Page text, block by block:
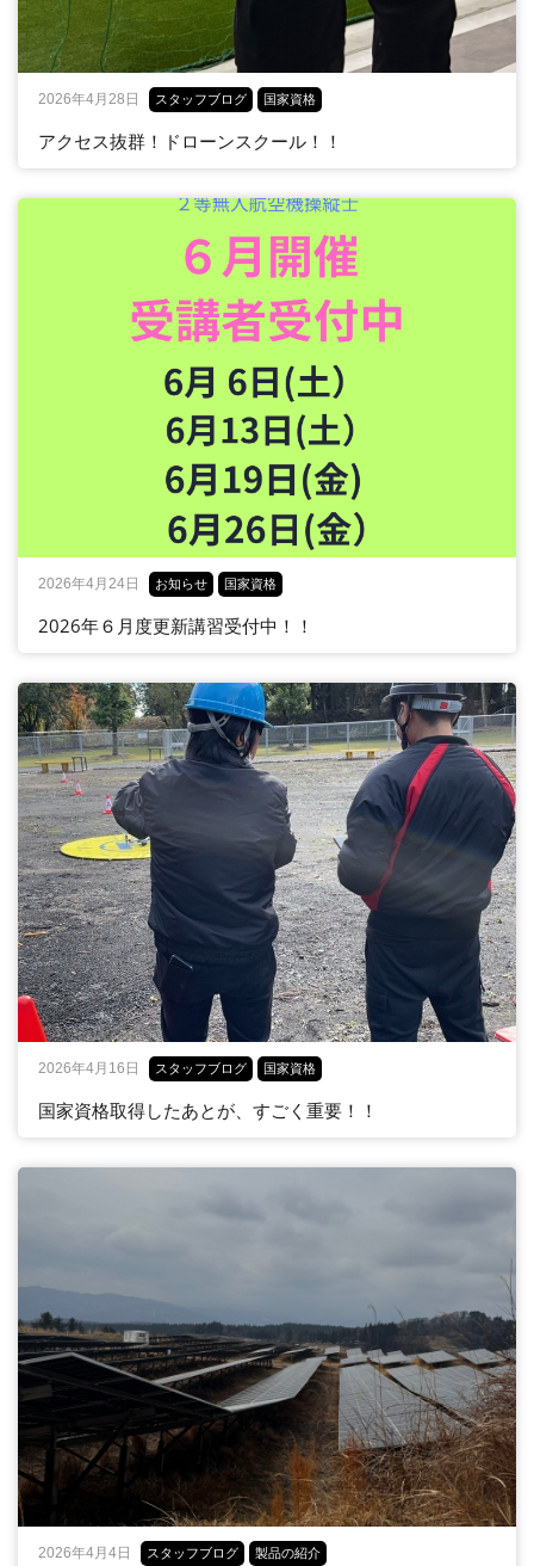
2026年4月28日 スタッフブログ 国家資格
アクセス抜群！ドローンスクール！！
2026年4月24日 お知らせ 国家資格
2026年６月度更新講習受付中！！
2026年4月16日 スタッフブログ 国家資格
国家資格取得したあとが、すごく重要！！
2026年4月4日 スタッフブログ 製品の紹介